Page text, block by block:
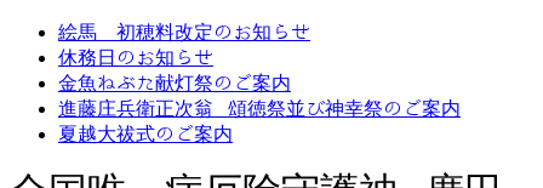
絵馬 初穂料改定のお知らせ
休務日のお知らせ
金魚ねぶた献灯祭のご案内
進藤庄兵衛正次翁 頌徳祭並び神幸祭のご案内
夏越大祓式のご案内